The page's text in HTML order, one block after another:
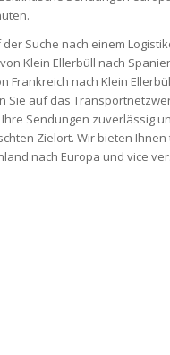
der Suche nach einem
Klein Ellerbüll nach
Frankreich nach Klein
Sie auf das
Sendungen zuverlässig
Zielort. Wir bieten
nach Europa und vice